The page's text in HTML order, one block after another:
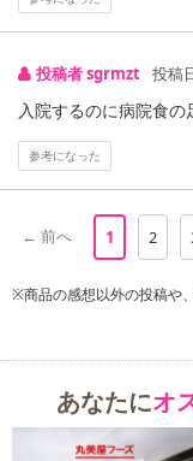
【焼きたらこ】
焼たらこの風味と海苔
【海苔たまご】
海苔とかつおの風味を
【鮭わかめ】
鮭の旨味とわかめの風
【梅ゆかり】
【のりしお】
のりの風味を楽しむシ
投稿者 sgrmzt 投稿
入院するのに病院食の
参考になった
← 前へ 1 2
※商品の感想以外の投稿や
あなたにオ